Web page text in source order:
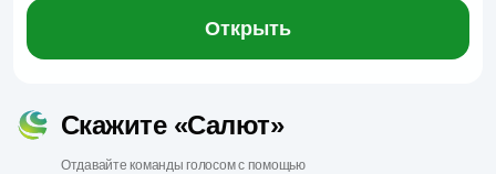
Открыть
Скажите «Салют»
Отдавайте команды голосом с помощью